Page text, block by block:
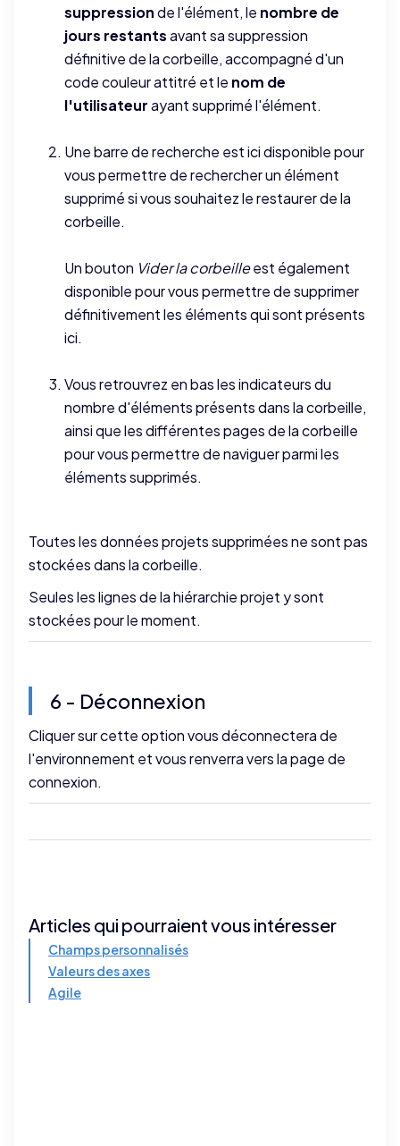
suppressionde l'élément, le nombre de
jours restantsavant sa suppression
définitive de la corbeille, accompagné d'un
code couleur attitré et le nom de
l'utilisateurayant supprimé l'élément.
Une barre de recherche est ici disponible pour
vous permettre de rechercher un élément
supprimé si vous souhaitez le restaurer de la
corbeille.
Un bouton Vider la corbeilleest également
disponible pour vous permettre de supprimer
définitivement les éléments qui sont présents
ici.
Vous retrouvrez en bas les indicateurs du
nombre d'éléments présents dans la corbeille,
ainsi que les différentes pages de la corbeille
pour vous permettre de naviguer parmi les
éléments supprimés.
Toutes les données projets supprimées ne sont pas
stockées dans la corbeille.
Seules les lignes de la hiérarchie projet y sont
stockées pour le moment.
6 - Déconnexion
Cliquer sur cette option vous déconnectera de
l'environnement et vous renverra versla page de
connexion.
Articles qui pourraient vous intéresser
Champs personnalisés
Valeurs des axes
Agile